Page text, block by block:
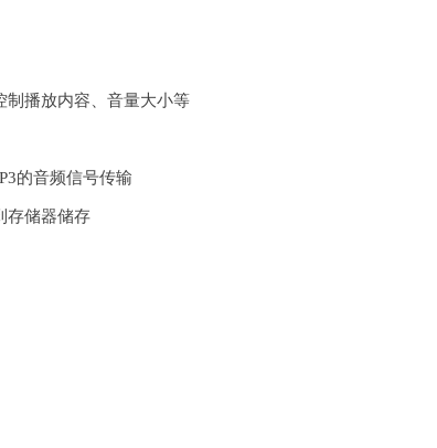
制播放内容、音量大小等
的音频信号传输
存储器储存